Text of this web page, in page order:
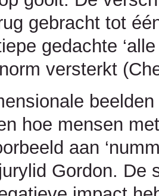
gebracht tot
gedachte
versterkt
hoe mensen
aan
Gordon. De